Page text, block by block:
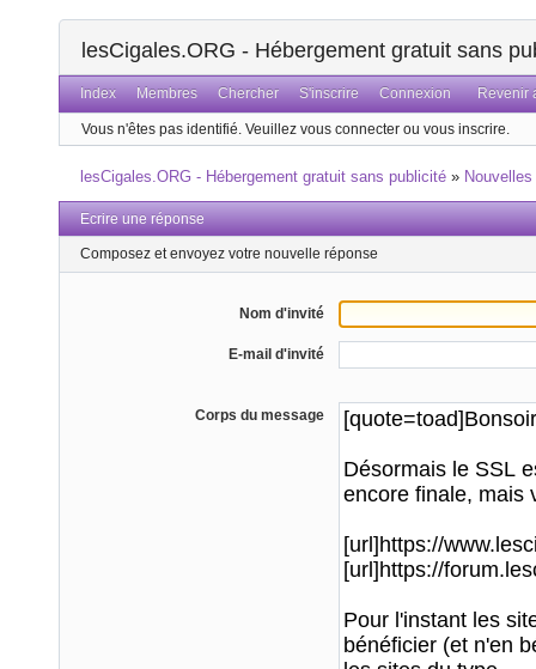
lesCigales.ORG - Hébergement gratuit sans
Index Membres Chercher S'inscrire Connexion Revenir
Vous n'êtes pas identifié. Veuillez vous connecter ou vous inscrire.
lesCigales.ORG - Hébergement gratuit sans publicité » Nouvelles
Ecrire une réponse
Composez et envoyez votre nouvelle réponse
Nom d'invité
E-mail d'invité
Corps du message